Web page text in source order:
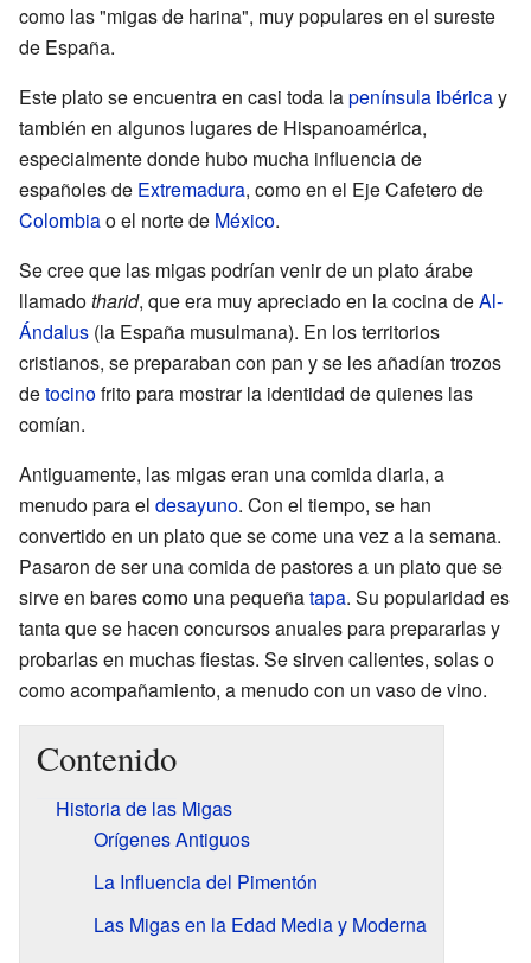
como las "migas de harina", muy populares en el sureste
de España.
Este plato se encuentra en casi toda lapenínsula ibéricay
también en algunos lugares de Hispanoamérica,
especialmente donde hubo mucha influencia de
españoles de Extremadura, como en el Eje Cafetero de
Colombiao el norte de México.
Se cree que las migas podrían venir de un plato árabe
llamadotharid, que era muy apreciado en la cocina deAl-
Ándalus (la España musulmana). En los territorios
cristianos, se preparaban con pan y se les añadían trozos
detocinofrito para mostrar la identidad de quienes las
comían.
Antiguamente, las migas eran una comida diaria, a
menudo para el desayuno. Con el tiempo, se han
convertido en un plato que se come una vez a la semana.
Pasaron de ser una comida de pastores a un plato que se
sirve en bares como una pequeñatapa. Su popularidad es
tanta que se hacen concursos anuales para prepararlas y
probarlas en muchas fiestas. Se sirven calientes, solas o
como acompañamiento, a menudo con un vaso de vino.
Contenido
Historia de las Migas
Orígenes Antiguos
La Influencia del Pimentón
Las Migas en la Edad Media y Moderna